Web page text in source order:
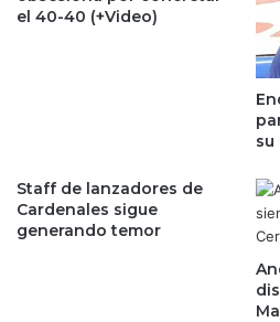
el 40-40 (+Video)
su
Staff de lanzadores de
Cardenales sigue
generando temor